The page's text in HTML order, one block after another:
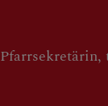
Pfarrsekretärin,